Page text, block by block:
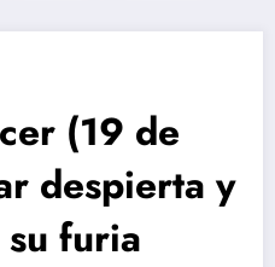
(19 de
despierta y
furia